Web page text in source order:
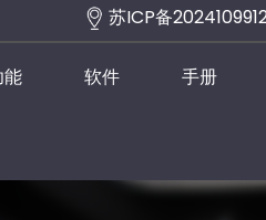
苏ICP备
软件 手册